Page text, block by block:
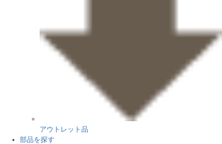
アウトレット品
部品を探す